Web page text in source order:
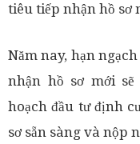
tiêu tiếp nhận hồ sơ
Năm nay, hạn
nhận hồ sơ mới
hoạch đầu tư định
sơ sẵn sàng và nộp